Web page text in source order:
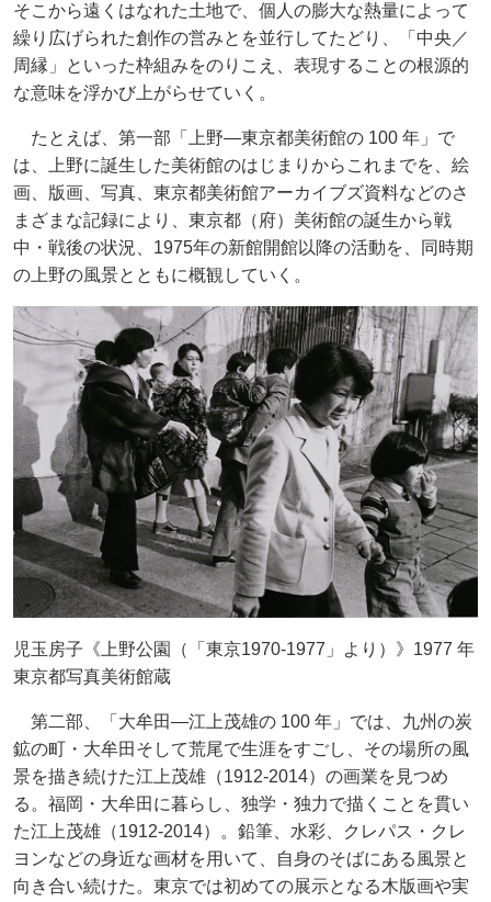
そこから遠くはなれた土地で、個人の膨大な熱量によって
繰り広げられた創作の営みとを並行してたどり、「中央／
周縁」といった枠組みをのりこえ、表現することの根源的
な意味を浮かび上がらせていく。
たとえば、第一部「上野—東京都美術館の 100 年」で
は、上野に誕生した美術館のはじまりからこれまでを、絵
画、版画、写真、東京都美術館アーカイブズ資料などのさ
まざまな記録により、東京都（府）美術館の誕生から戦
中・戦後の状況、1975年の新館開館以降の活動を、同時期
の上野の風景とともに概観していく。
児玉房子《上野公園（「東京1970-1977」より）》1977 年
東京都写真美術館蔵
第二部、「大牟田—江上茂雄の 100 年」では、九州の炭
鉱の町・大牟田そして荒尾で生涯をすごし、その場所の風
景を描き続けた江上茂雄（1912-2014）の画業を見つめ
る。福岡・大牟田に暮らし、独学・独力で描くことを貫い
た江上茂雄（1912-2014）。鉛筆、水彩、クレパス・クレ
ヨンなどの身近な画材を用いて、自身のそばにある風景と
向き合い続けた。東京では初めての展示となる木版画や実